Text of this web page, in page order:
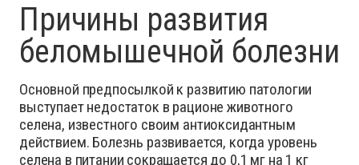
Причины развития
беломышечной болезни
Основной предпосылкой к развитию патологии
выступает недостаток в рационе животного
селена, известного своим антиоксидантным
действием. Болезнь развивается, когда уровень
селена в питании сокращается до 0,1 мг на 1 кг